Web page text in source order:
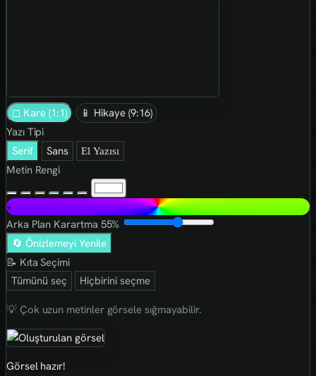
◻ Kare (1:1)
📱 Hikaye (9:16)
Yazı Tipi
Serif
Sans El Yazısı
Metin Rengi
+
Arka Plan Karartma 55%
🔄 Önizlemeyi Yenile
📝 Kıta Seçimi
Tümünü seç
Hiçbirini seçme
💡 Çok uzun metinler görsele sığmayabilir.
Görsel hazır!